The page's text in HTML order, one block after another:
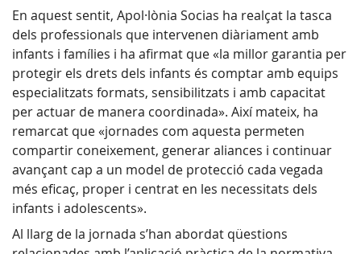
En aquest sentit, Apol·lònia Socias ha realçat la tasca
dels professionals que intervenen diàriament amb
infants i famílies i ha afirmat que «la millor garantia per
protegir els drets dels infants és comptar amb equips
especialitzats formats, sensibilitzats i amb capacitat
per actuar de manera coordinada». Així mateix, ha
remarcat que «jornades com aquesta permeten
compartir coneixement, generar aliances i continuar
avançant cap a un model de protecció cada vegada
més eficaç, proper i centrat en les necessitats dels
infants i adolescents».
Al llarg de la jornada s’han abordat qüestions